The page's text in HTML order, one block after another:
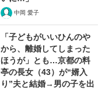
中岡 愛子
「子どもがいいひんのや
から、離婚してしまった
ほうが」とも…京都の料
亭の長女（43）が“婿入
り”夫と結婚→男の子を出